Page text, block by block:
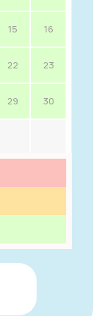
15 16
22 23
29 30